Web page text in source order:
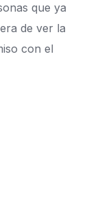
que ya
de ver la
con el